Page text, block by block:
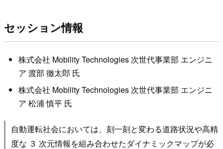
セッション情報
株式会社 Mobility Technologies 次世代事業部 エンジニ
ア 渡部 徹太郎 氏
株式会社 Mobility Technologies 次世代事業部 エンジニ
ア 松浦 慎平 氏
自動運転社会においては、刻一刻と変わる道路状況や高精
度な ３ 次元情報を組み合わせたダイナミックマップが必